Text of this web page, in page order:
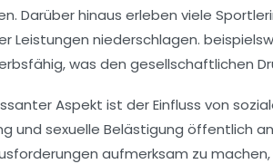
Darüber hinaus erleben viele
Leistungen niederschlagen.
was den gesellschaftlichen
Aspekt ist derEinfluss von
und sexuelle Belästigung öffentlich
aufmerksam zu